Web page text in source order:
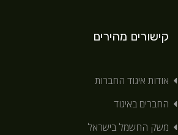
קישורים מהירים
אודות איגוד החברות
החברים באיגוד
משק החשמל בישראל